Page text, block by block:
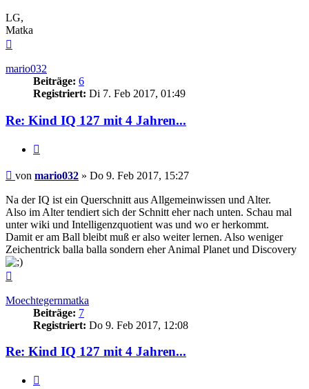
LG,
Matka
mario032
Beiträge: 6
Registriert: Di 7. Feb 2017, 01:49
Re: Kind IQ 127 mit 4 Jahren...
Beitrag
von mario032 » Do 9. Feb 2017, 15:27
Na der IQ ist ein Querschnitt aus Allgemeinwissen und Alter.
Also im Alter tendiert sich der Schnitt eher nach unten. Schau mal
unter wiki und Intelligenzquotient was und wo er herkommt.
Damit er am Ball bleibt muß er also weiter lernen. Also weniger
Zeichentrick balla balla sondern eher Animal Planet und Discovery
Moechtegernmatka
Beiträge: 7
Registriert: Do 9. Feb 2017, 12:08
Re: Kind IQ 127 mit 4 Jahren...